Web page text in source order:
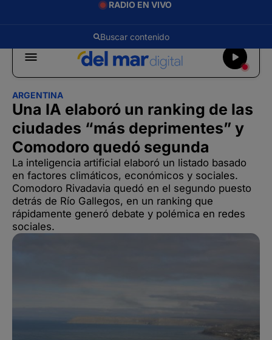
RADIO EN VIVO
ARGENTINA
Una IA elaboró un ranking de las
ciudades “más deprimentes” y
Comodoro quedó segunda
La inteligencia artificial elaboró un listado basado
en factores climáticos, económicos y sociales.
Comodoro Rivadavia quedó en el segundo puesto
detrás de Río Gallegos, en un ranking que
rápidamente generó debate y polémica en redes
sociales.